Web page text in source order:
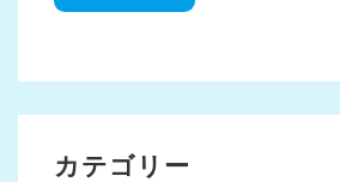
カテゴリー